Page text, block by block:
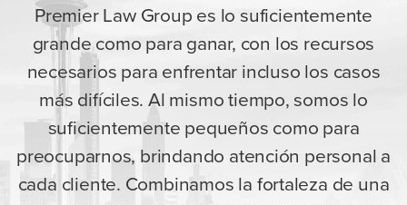
Premier Law Group es lo suficientemente
grande como para ganar, con los recursos
necesarios para enfrentar incluso los casos
más difíciles. Al mismo tiempo, somos lo
suficientemente pequeños como para
preocuparnos, brindando atención personal a
cada cliente. Combinamos la fortaleza de una